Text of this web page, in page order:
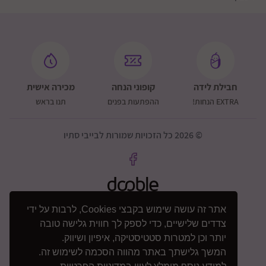
אתר זה עושה שימוש בקבצי Cookies, לרבות על ידי
צדדים שלישיים, כדי לספק לך חווית גלישה טובה
יותר וכן למטרות סטטיסטיקה, איפיון ושיווק.
המשך גלישתך באתר מהווה הסכמה לשימוש זה.
חבילת לידה
EXTRA הנחות!
קופוני הנחה
ההפתעות בפנים
מכירה אישית
תנו בראש
© 2026 כל הזכויות שמורות לבייבי סתיו